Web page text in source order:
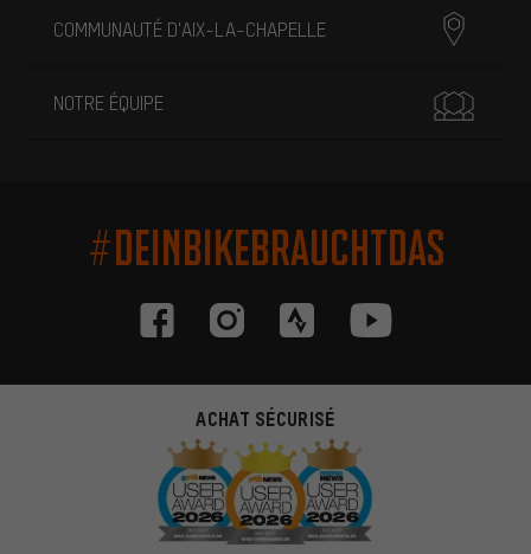
COMMUNAUTÉ D'AIX-LA-CHAPELLE
NOTRE ÉQUIPE
#DEINBIKEBRAUCHTDAS
ACHAT SÉCURISÉ